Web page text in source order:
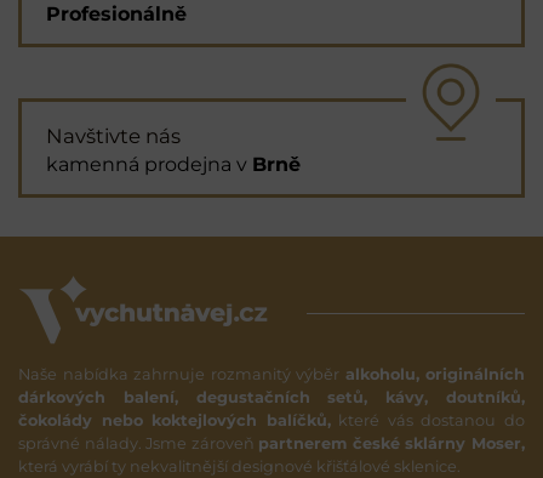
Profesionálně
Navštivte nás
kamenná prodejna v Brně
Naše nabídka zahrnuje rozmanitý výběr alkoholu, originálních
dárkových balení, degustačních setů, kávy, doutníků,
čokolády nebo koktejlových balíčků,které vás dostanou do
správné nálady. Jsme zároveň partnerem české sklárny Moser,
která vyrábí ty nekvalitnější designové křišťálové sklenice.